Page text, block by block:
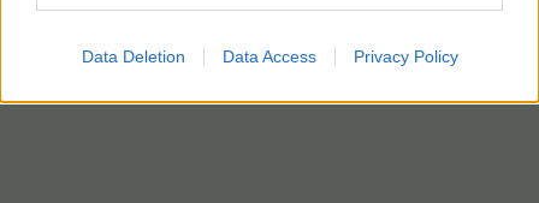
Data Deletion Data Access Privacy Policy